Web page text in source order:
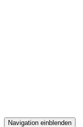
Navigation einblenden